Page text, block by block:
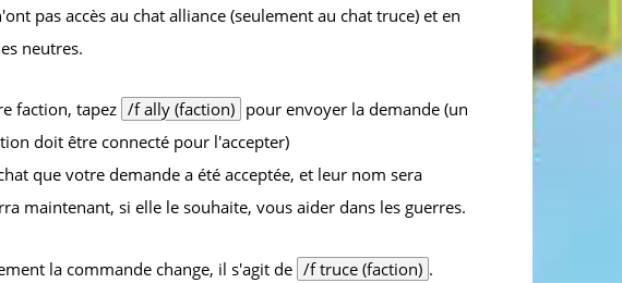
pas accès au chat alliance (seulement au chat truce) et en
neutres.
faction, tapez /f ally (faction) pour envoyer la demande (un
doit être connecté pour l'accepter)
que votre demande a été acceptée, et leur nom sera
maintenant, si elle le souhaite, vous aider dans les guerres.
la commande change, il s'agit de /f truce (faction) .